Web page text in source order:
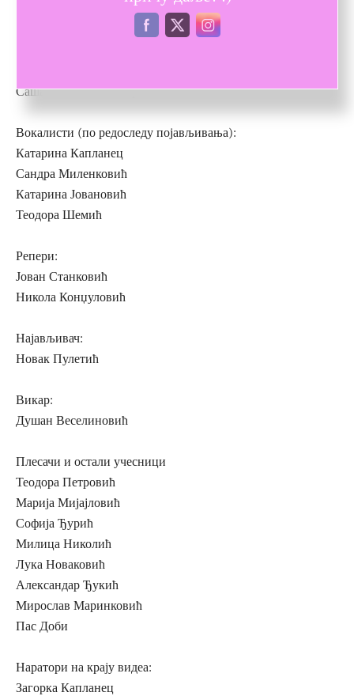
Алекса Прљевић – перкусије
Немања Рајовић – бас гитара
Саша Капланец – кларинет
Вокалисти (по редоследу појављивања):
Катарина Капланец
Сандра Миленковић
Катарина Јовановић
Теодора Шемић
Репери:
Јован Станковић
Никола Конџуловић
Најављивач:
Новак Пулетић
Викар:
Душан Веселиновић
Плесачи и остали учесници
Теодора Петровић
Марија Мијајловић
Софија Ђурић
Милица Николић
Лука Новаковић
Александар Ђукић
Мирослав Маринковић
Пас Доби
Наратори на крају видеа:
Загорка Капланец